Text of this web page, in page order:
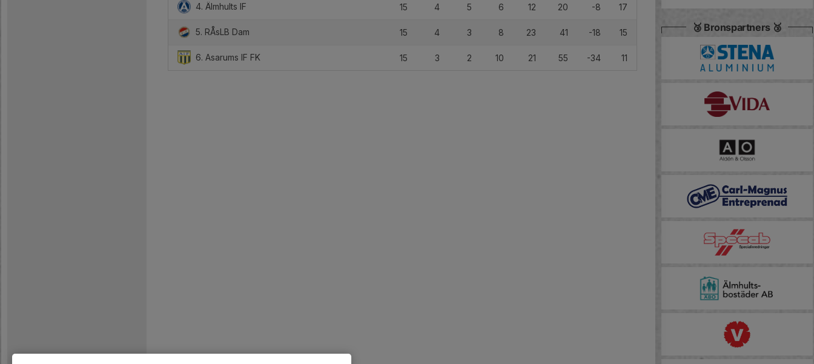
4. Älmhults IF 15 4 5 6 12 20 -8 17
5. RÅsLB Dam 15 4 3 8 23 41 -18 15
6. Asarums IF FK 15 3 2 10 21 55 -34 11
🥉 Bronspartners 🥉